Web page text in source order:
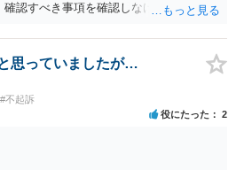
認すべき事項を確認しなければ刑罰の
思っていましたが…
#不起訴
役にたった 2